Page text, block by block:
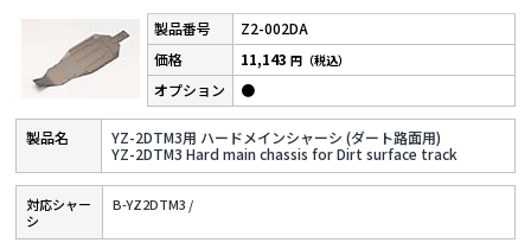
Z2-002DA
YZ-2DTM3用 ハードメインシャーシ (ダート路面用)
YZ-2DTM3 Hard main chassis for Dirt surface track
11,143円（税込）
●
対応シャー
シ
B-YZ2DTM3 /